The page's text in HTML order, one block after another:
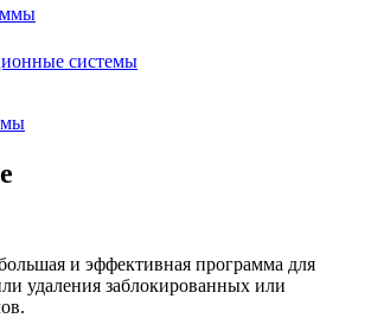
системы
и эффективная программа для
удаления заблокированных или